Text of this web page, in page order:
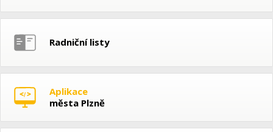
Radniční listy
Aplikace
města Plzně